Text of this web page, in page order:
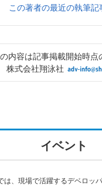
この著者の最近の執筆記
の内容は記事掲載開始時
式会社翔泳社
イベント
は、現場で活躍するデベロッ